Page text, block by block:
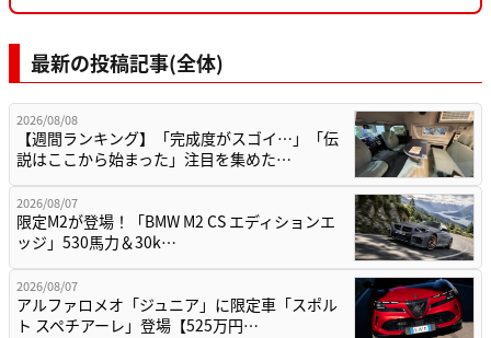
最新の投稿記事(全体)
2026/08/08
【週間ランキング】「完成度がスゴイ…」「伝
説はここから始まった」注目を集めた…
2026/08/07
限定M2が登場！「BMW M2 CS エディションエ
ッジ」530馬力＆30k…
2026/08/07
アルファロメオ「ジュニア」に限定車「スポル
ト スペチアーレ」登場【525万円…